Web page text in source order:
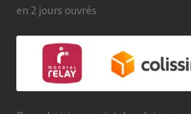
en 2 jours ouvrés